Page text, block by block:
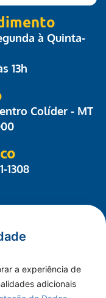
à Quinta-
13h
Colíder - MT
1308
a experiência de
adicionais